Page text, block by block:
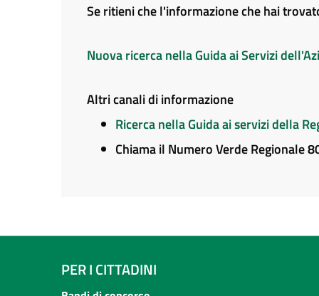
Se ritieni che l'informazione che hai
Nuova ricerca nella Guida ai Servizi
Altri canali di informazione
Ricerca nella Guida ai servizi della
Chiama il Numero Verde Regionale
PER I CITTADINI